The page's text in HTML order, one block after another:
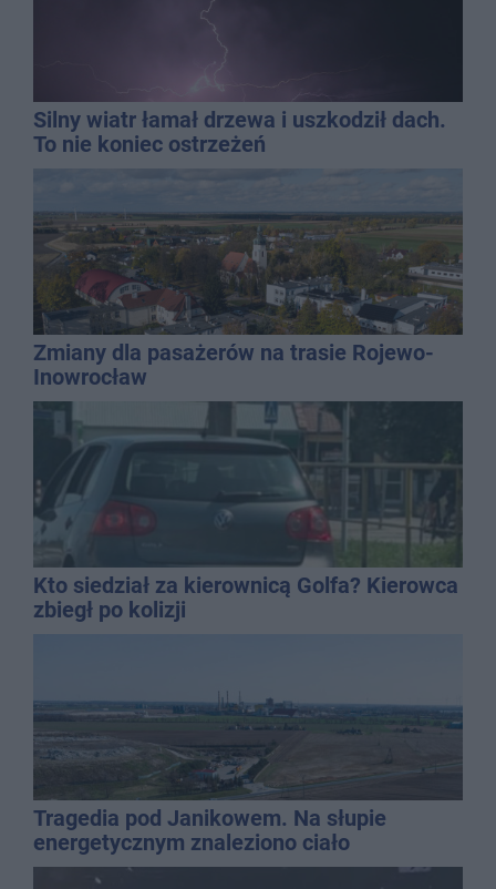
Silny wiatr łamał drzewa i uszkodził dach.
To nie koniec ostrzeżeń
Zmiany dla pasażerów na trasie Rojewo-
Inowrocław
Kto siedział za kierownicą Golfa? Kierowca
zbiegł po kolizji
Tragedia pod Janikowem. Na słupie
energetycznym znaleziono ciało
mężczyzny